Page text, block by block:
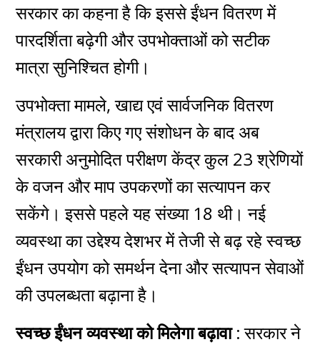
सरकार का कहना है कि इससे ईंधन वितरण में
पारदर्शिता बढ़ेगी और उपभोक्ताओं को सटीक
मात्रा सुनिश्चित होगी।
उपभोक्ता मामले, खाद्य एवं सार्वजनिक वितरण
मंत्रालय द्वारा किए गए संशोधन के बाद अब
सरकारी अनुमोदित परीक्षण केंद्र कुल 23 श्रेणियों
के वजन और माप उपकरणों का सत्यापन कर
सकेंगे। इससे पहले यह संख्या 18 थी। नई
व्यवस्था का उद्देश्य देशभर में तेजी से बढ़ रहे स्वच्छ
ईंधन उपयोग को समर्थन देना और सत्यापन सेवाओं
की उपलब्धता बढ़ाना है।
स्वच्छ ईंधन व्यवस्था को मिलेगा बढ़ावा :सरकार ने